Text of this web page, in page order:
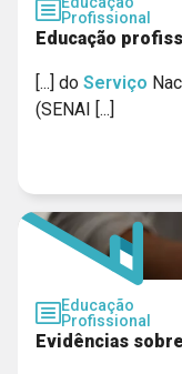
Profissional
Educação
[...] do Serviço
(SENAI [...]
Educação
Profissional
Evidências